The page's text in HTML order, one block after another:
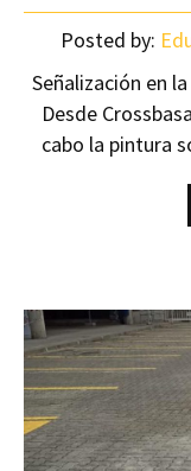
Posted by:
Señalización en
Desde
cabo la pintura